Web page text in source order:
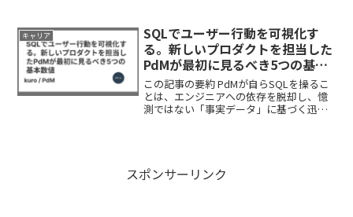
クホルダーを巻き込み、プロダクトをグ
ロースさせるリー...
キャリア
SQLでユーザー行動を可視化す
る。新しいプロダクトを担当した
PdMが最初に見るべき5つの基本
数値
この記事の要約 PdMが自らSQLを操るこ
とは、エンジニアへの依存を脱却し、憶
測ではない「事実データ」に基づく迅速
スポンサーリンク